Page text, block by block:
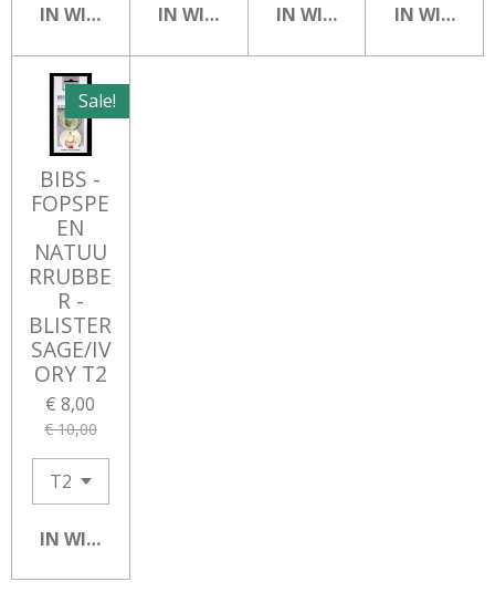
IN WINKELWAGENIN WINKELWAGENIN WINKELWAGEN
IN
Sale!
BIBS -
FOPSPE
EN
NATUU
RRUBBE
R -
BLISTER
SAGE/IV
ORY T2
€ 8,00
€ 10,00
IN WINKELWAGEN